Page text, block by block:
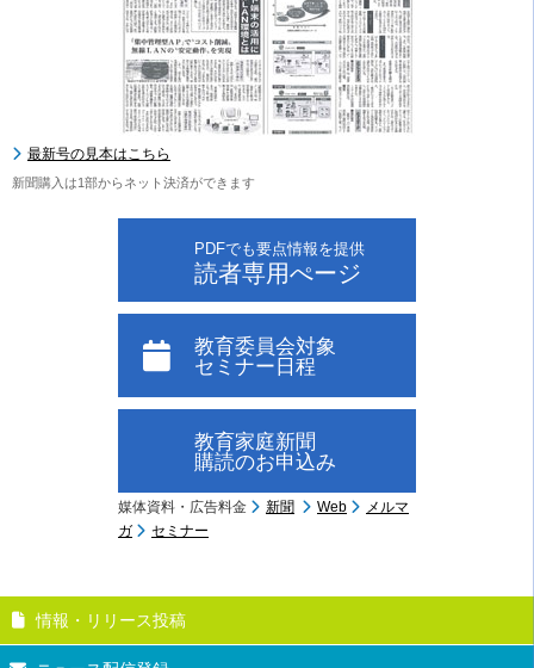
最新号の見本はこちら
新聞購入は1部からネット決済ができます
PDFでも要点情報を提供
読者専用ぺージ
教育委員会対象
セミナー日程
教育家庭新聞
購読のお申込み
媒体資料・広告料金 新聞 Web
メルマ
ガ
セミナー
情報・リリース投稿